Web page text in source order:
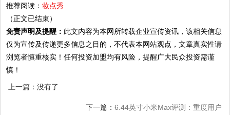
推荐阅读：妆点秀
（正文已结束）
免责声明及提醒： 此文内容为本网所转载企业宣传资讯，该相关信息
仅为宣传及传递更多信息之目的，不代表本网站观点，文章真实性请
浏览者慎重核实！任何投资加盟均有风险，提醒广大民众投资需谨
慎！
上一篇：没有了
下一篇： 6.44英寸小米Max评测：重度用户